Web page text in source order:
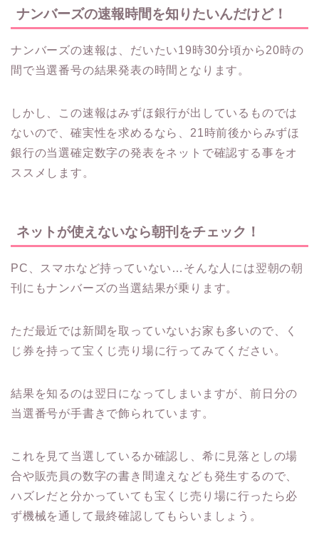
ナンバーズの速報時間を知りたいんだけど！
ナンバーズの速報は、だいたい19時30分頃から20時の
間で当選番号の結果発表の時間となります。
しかし、この速報はみずほ銀行が出しているものでは
ないので、確実性を求めるなら、21時前後からみずほ
銀行の当選確定数字の発表をネットで確認する事をオ
ススメします。
ネットが使えないなら朝刊をチェック！
PC、スマホなど持っていない…そんな人には翌朝の朝
刊にもナンバーズの当選結果が乗ります。
ただ最近では新聞を取っていないお家も多いので、く
じ券を持って宝くじ売り場に行ってみてください。
結果を知るのは翌日になってしまいますが、前日分の
当選番号が手書きで飾られています。
これを見て当選しているか確認し、希に見落としの場
合や販売員の数字の書き間違えなども発生するので、
ハズレだと分かっていても宝くじ売り場に行ったら必
ず機械を通して最終確認してもらいましょう。